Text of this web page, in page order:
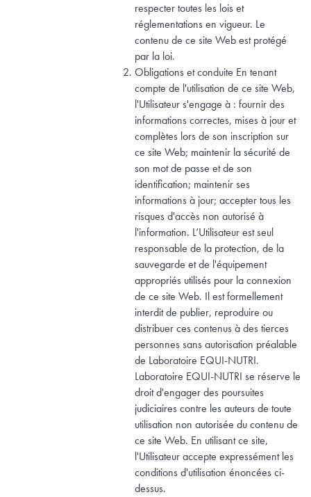
respecter toutes les lois et
réglementations en vigueur. Le
contenu de ce site Web est protégé
par la loi.
Obligations et conduite En tenant
compte de l'utilisation de ce site Web,
l'Utilisateur s'engage à : fournir des
informations correctes, mises à jour et
complètes lors de son inscription sur
ce site Web; maintenir la sécurité de
son mot de passe et de son
identification; maintenir ses
informations à jour; accepter tous les
risques d'accès non autorisé à
l'information. L’Utilisateur est seul
responsable de la protection, de la
sauvegarde et de l'équipement
appropriés utilisés pour la connexion
de ce site Web. Il est formellement
interdit de publier, reproduire ou
distribuer ces contenus à des tierces
personnes sans autorisation préalable
de Laboratoire EQUI-NUTRI.
Laboratoire EQUI-NUTRI se réserve le
droit d'engager des poursuites
judiciaires contre les auteurs de toute
utilisation non autorisée du contenu de
ce site Web. En utilisant ce site,
l'Utilisateur accepte expressément les
conditions d'utilisation énoncées ci-
dessus.